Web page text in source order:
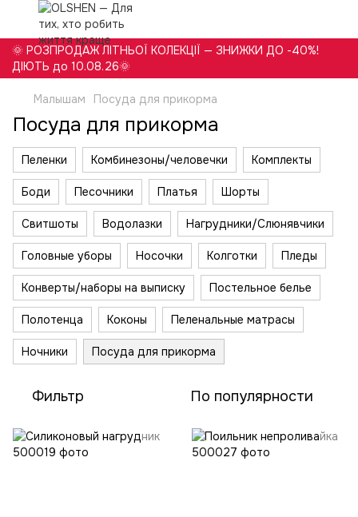
🌞 РОЗПРОДАЖ ЛІТНЬОЇ КОЛЕКЦІЇ — ЗНИЖКИ ДО -40%!
ДІЮТЬ до 10.08.26🌞
Малышам Посуда для прикорма
Посуда для прикорма
Пеленки Комбинезоны/человечки Комплекты
Боди Песочники Платья Шорты
Свитшоты Водолазки Нагрудники/Слюнявчики
Головные уборы Носочки Колготки Пледы
Конверты/наборы на выписку Постельное белье
Полотенца Коконы Пеленальные матрасы
Ночники Посуда для прикорма
Фильтр По популярности